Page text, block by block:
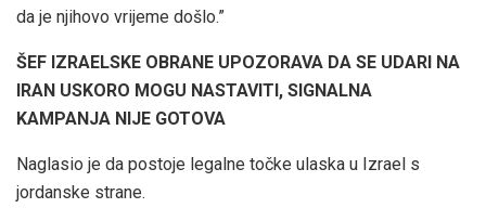
da je njihovo vrijeme došlo.”
ŠEF IZRAELSKE OBRANE UPOZORAVA DA SE UDARI NA
IRAN USKORO MOGU NASTAVITI, SIGNALNA
KAMPANJA NIJE GOTOVA
Naglasio je da postoje legalne točke ulaska u Izrael s
jordanske strane.